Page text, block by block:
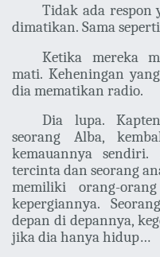
Tidak ada respon
dimatikan. Sama
Ketika mereka
mati. Keheningan
dia mematikan radio.
Dia lupa.
seorang Alba,
kemauannya
tercinta dan seorang
memiliki orang-
kepergiannya.
depan di depannya,
jika dia hanya hidup…